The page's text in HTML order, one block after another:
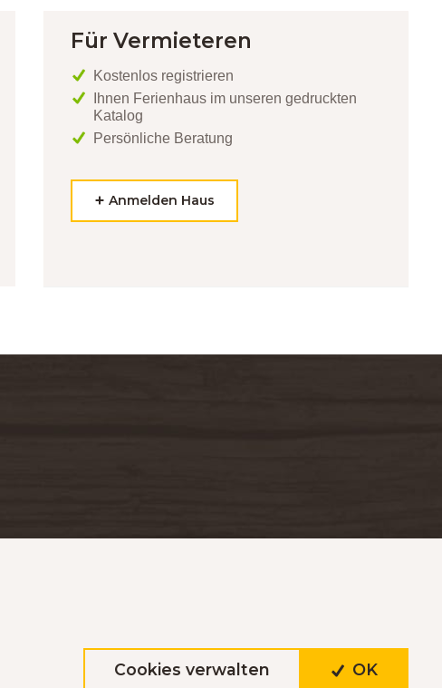
Für Vermieteren
Kostenlos registrieren
Ihnen Ferienhaus im unseren gedruckten
Katalog
Persönliche Beratung
Anmelden Haus
Cookies verwalten OK